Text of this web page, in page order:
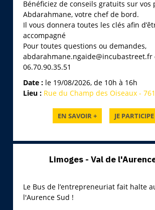
Bénéficiez de conseils gratuits sur vos
Abdarahmane, votre chef de bord.
Il vous donnera toutes les clés afin
accompagné
Pour toutes questions ou demandes,
abdarahmane.ngaide@incubastreet.fr
06.70.90.35.51
Date : le 19/08/2026, de 10h à 16h
Lieu : Rue du Champ des Oiseaux -
Limoges - Val de
Le Bus de l’entrepreneuriat fait halte
l'Aurence Sud !